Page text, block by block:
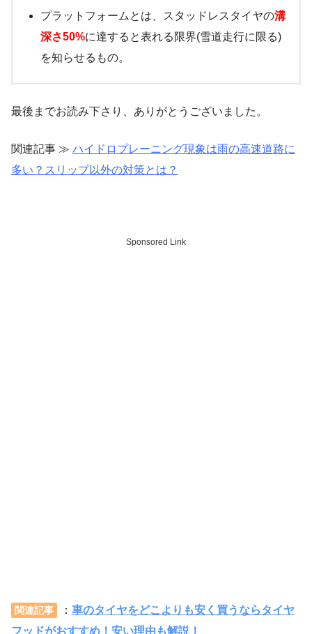
プラットフォームとは、スタッドレスタイヤの溝
深さ50%に達すると表れる限界(雪道走行に限る)
を知らせるもの。
最後までお読み下さり、ありがとうございました。
関連記事 ≫ ハイドロプレーニング現象は雨の高速道路に
多い？スリップ以外の対策とは？
Sponsored Link
関連記事 ： 車のタイヤをどこよりも安く買うならタイヤ
フッドがおすすめ！安い理由も解説！